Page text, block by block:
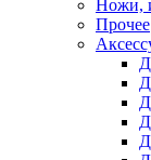
Ножи,
Прочее